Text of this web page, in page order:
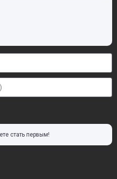
стать первым!